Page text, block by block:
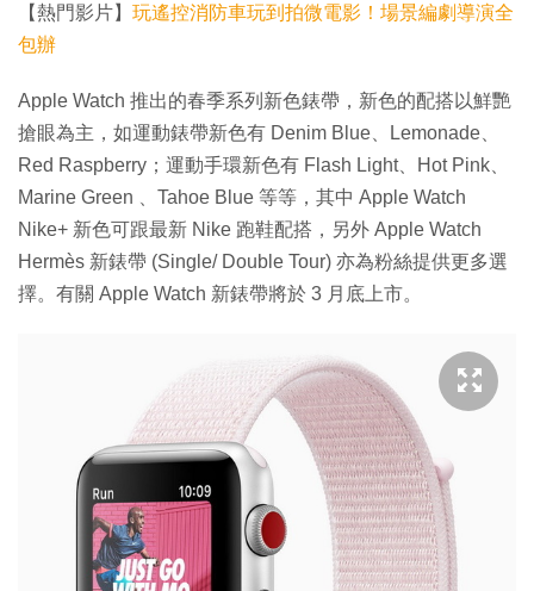
【熱門影片】 玩遙控消防車玩到拍微電影！場景編劇導演全
包辦
Apple Watch 推出的春季系列新色錶帶，新色的配搭以鮮艷
搶眼為主，如運動錶帶新色有 Denim Blue、Lemonade、
Red Raspberry；運動手環新色有 Flash Light、Hot Pink、
Marine Green 、Tahoe Blue 等等，其中 Apple Watch
Nike+ 新色可跟最新 Nike 跑鞋配搭，另外 Apple Watch
Hermès 新錶帶 (Single/ Double Tour) 亦為粉絲提供更多選
擇。有關 Apple Watch 新錶帶將於 3 月底上市。